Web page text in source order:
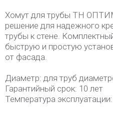
Хомут для трубы ТН
решение для надежного
трубы к стене.
быструю и простую
от фасада.
Диаметр: для труб
Гарантийный срок: 10 лет
Температура